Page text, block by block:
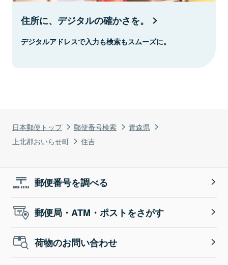
日本郵便トップ 郵便番号検索
青森県
上北郡おいらせ町
住吉
住所に、デジタルの確かさを。
デジタルアドレスで入力も検索もスムーズに。
郵便番号を調べる
郵便局・ATM・ポストをさがす
荷物のお問い合わせ